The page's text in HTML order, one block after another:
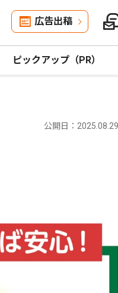
広告出稿
ピックアップ（PR）
公開日：2025.08.29